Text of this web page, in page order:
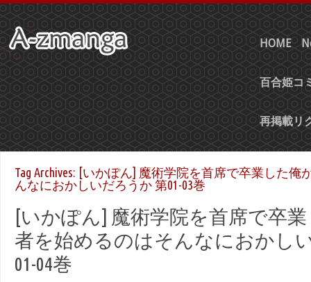
HOME
百合姫コ
再掲載リ
Tag Archives: [いかぽん] 魔術学院を首席で卒業した俺
んなにおかしいだろうか 第01-03巻
[いかぽん] 魔術学院を首席で卒
者を始めるのはそんなにおかし
01-04巻